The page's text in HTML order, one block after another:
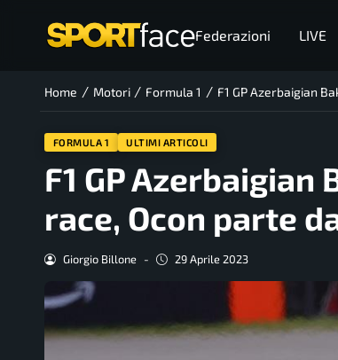
Federazioni LIVE
Home / Motori / Formula 1 / F1 GP Azerbaigian
FORMULA 1 ULTIMI ARTICOLI
F1 GP
race, Ocon parte
Giorgio Billone - 29 Aprile 2023